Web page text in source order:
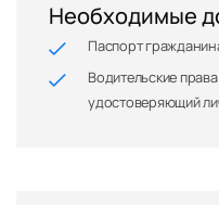
Необходимые
Паспорт
Водительские
удостоверяющий